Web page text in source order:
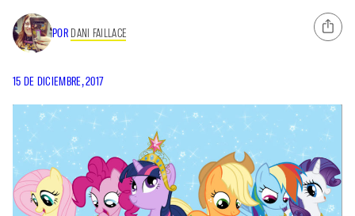
POR DANI FAILLACE
15 DE DICIEMBRE, 2017